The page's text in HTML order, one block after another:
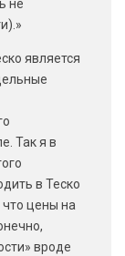
не
является
Так я в
в Теско
цены на
вроде